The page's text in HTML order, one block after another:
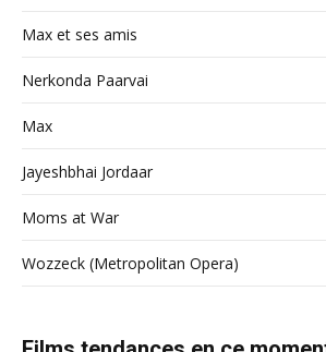
Max et ses amis
Nerkonda Paarvai
Max
Jayeshbhai Jordaar
Moms at War
Wozzeck (Metropolitan Opera)